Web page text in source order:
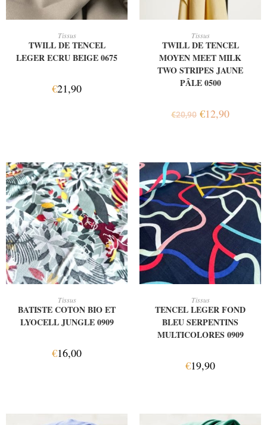
AJOUTER AU PANIER
Tissus
TWILL DE TENCEL
LEGER ECRU BEIGE 0675
€21,90
AJOUTER AU PANIER
Tissus
TWILL DE TENCEL
MOYEN MEET MILK
TWO STRIPES JAUNE
PÂLE 0500
€20,90 €12,90
AJOUTER AU PANIER
Tissus
BATISTE COTON BIO ET
LYOCELL JUNGLE 0909
€16,00
AJOUTER AU PANIER
Tissus
TENCEL LEGER FOND
BLEU SERPENTINS
MULTICOLORES 0909
€19,90